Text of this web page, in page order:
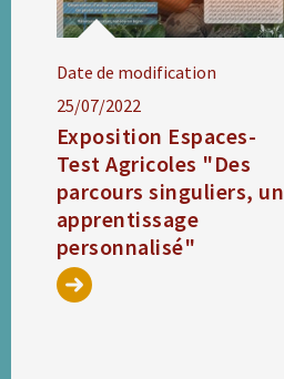
Date de modification
25/07/2022
Exposition Espaces-
Test Agricoles "Des
parcours singuliers, un
apprentissage
personnalisé"